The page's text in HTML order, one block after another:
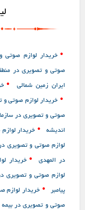
• خریدار لوازم صوتی
صوتی و تصویری در
ایران زمین شمالی •
• خریدار لوازم صوتی و
صوتی و تصویری در
اندیشه • خریدار
لوازم صوتی و تصویری
در المهدی • خریدار
لوازم صوتی و تصویری
پیامبر • خریدار لوازم
صوتی و تصویری در بیمه